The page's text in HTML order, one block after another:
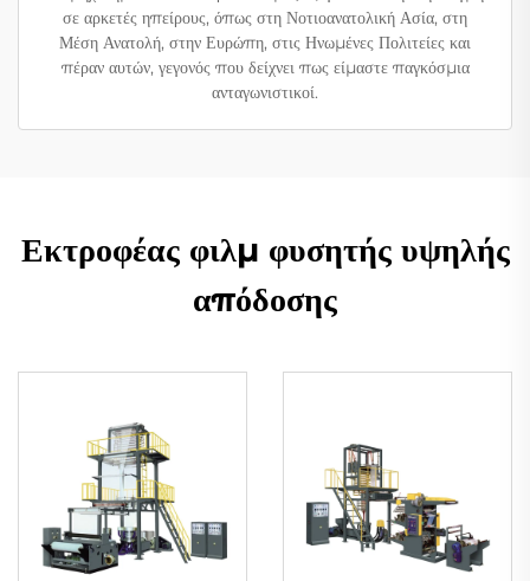
σε αρκετές ηπείρους, όπως στη Νοτιοανατολική Ασία, στη
Μέση Ανατολή, στην Ευρώπη, στις Ηνωμένες Πολιτείες και
πέραν αυτών, γεγονός που δείχνει πως είμαστε παγκόσμια
ανταγωνιστικοί.
Εκτροφέας φιλμ φυσητής υψηλής
απόδοσης